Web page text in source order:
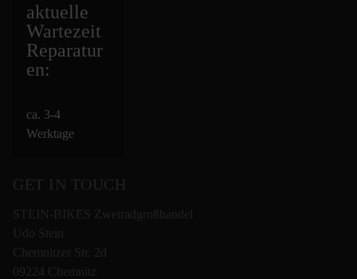
aktuelle
Wartezeit
Reparatur
en:
ca. 3-4
Werktage
GET IN TOUCH
STEIN-BIKES Zweiradgroßhandel
Udo Stein
Chemnitzer Str. 2d
09224 Chemnitz